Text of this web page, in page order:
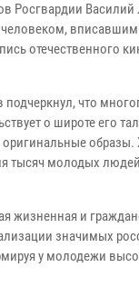
Росгвардии
отечественного
подчеркнул, что
о широте его
образы.
тысяч молодых
жизненная и
значимых
у молодежи